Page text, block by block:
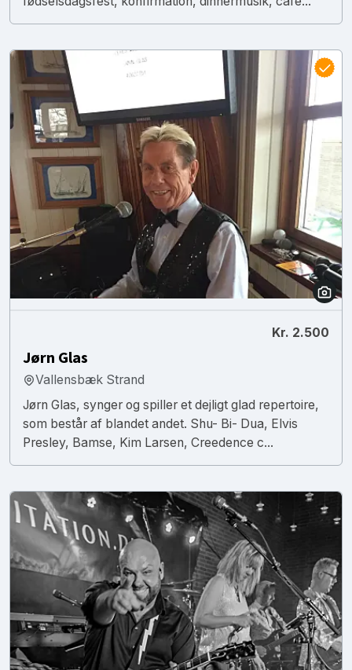
Kr. 2.500
Jørn Glas
Vallensbæk Strand
Jørn Glas, synger og spiller et dejligt glad repertoire,
som består af blandet andet. Shu- Bi- Dua, Elvis
Presley, Bamse, Kim Larsen, Creedence c...